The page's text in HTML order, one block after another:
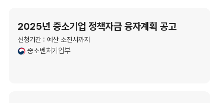
2025년 중소기업 정책자금 융자계획 공고
신청기간 : 예산 소진시까지
중소벤처기업부